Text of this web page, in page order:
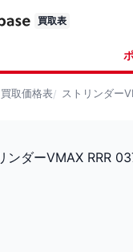
買取表
買取価格表 ストリンダー